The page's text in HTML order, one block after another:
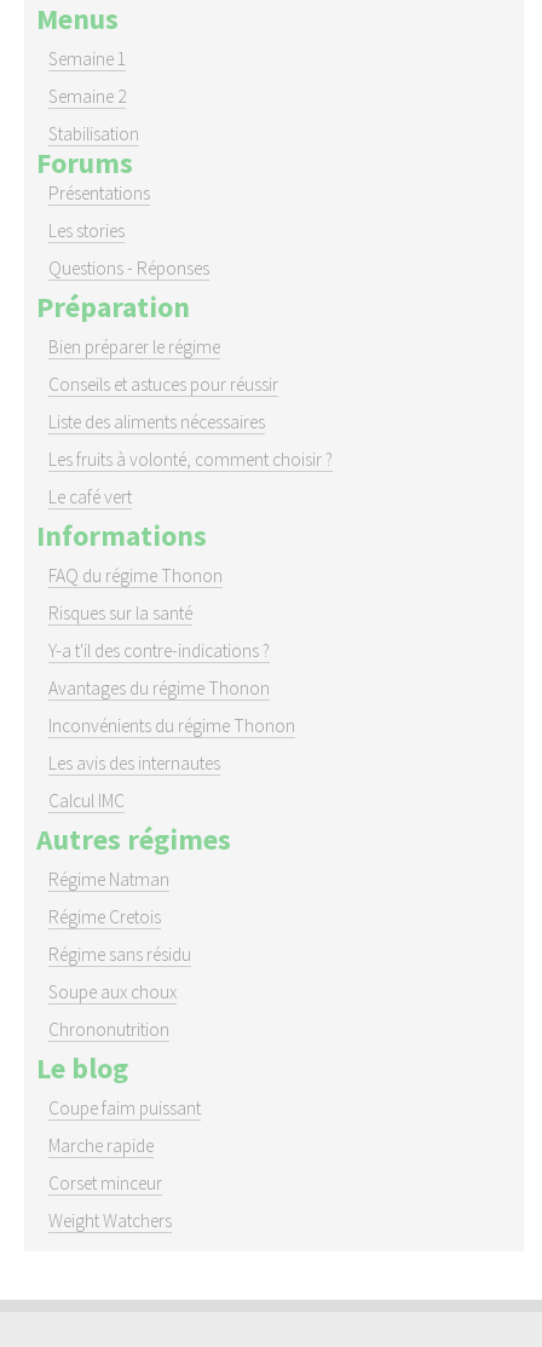
Menus
Semaine 1
Semaine 2
Stabilisation
Forums
Présentations
Les stories
Questions - Réponses
Préparation
Bien préparer le régime
Conseils et astuces pour réussir
Liste des aliments nécessaires
Les fruits à volonté, comment choisir ?
Le café vert
Informations
FAQ du régime Thonon
Risques sur la santé
Y-a t'il des contre-indications ?
Avantages du régime Thonon
Inconvénients du régime Thonon
Les avis des internautes
Calcul IMC
Autres régimes
Régime Natman
Régime Cretois
Régime sans résidu
Soupe aux choux
Chrononutrition
Le blog
Coupe faim puissant
Marche rapide
Corset minceur
Weight Watchers